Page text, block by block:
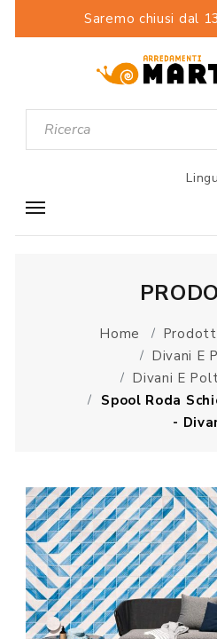
Saremo chiusi dal
Home
Divani E
Divani E
Spool Roda
-